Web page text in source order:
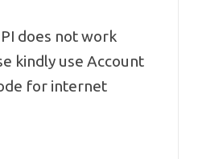
does not work
kindly use Account
for internet